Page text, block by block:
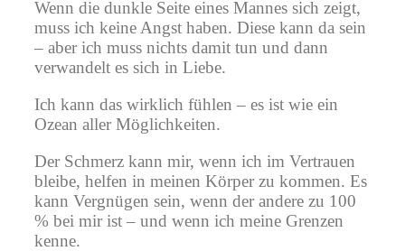
Wenn die dunkle Seite eines Mannes sich zeigt,
muss ich keine Angst haben. Diese kann da sein
– aber ich muss nichts damit tun und dann
verwandelt es sich in Liebe.
Ich kann das wirklich fühlen – es ist wie ein
Ozean aller Möglichkeiten.
Der Schmerz kann mir, wenn ich im Vertrauen
bleibe, helfen in meinen Körper zu kommen. Es
kann Vergnügen sein, wenn der andere zu 100
% bei mir ist – und wenn ich meine Grenzen
kenne.